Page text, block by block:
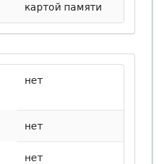
картой памяти
нет
нет
нет